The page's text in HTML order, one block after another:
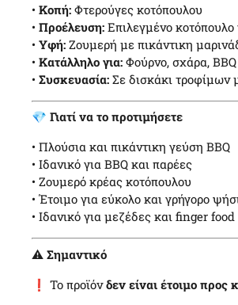
• Κοπή: Φτερούγες κοτόπουλου
• Προέλευση: Επιλεγμένο
• Υφή: Ζουμερή με πικάντικη
• Κατάλληλο για: Φούρνο, σχάρα, BBQ
• Συσκευασία: Σε δισκάκι τροφίμων
💎 Γιατί να το προτιμήσετε
• Πλούσια και πικάντικη γεύση BBQ
• Ιδανικό για BBQ και παρέες
• Ζουμερό κρέας κοτόπουλου
• Έτοιμο για εύκολο και γρήγορο
• Ιδανικό για μεζέδες και finger food
⚠️ Σημαντικό
❗ Το προϊόνδεν είναι έτοιμο